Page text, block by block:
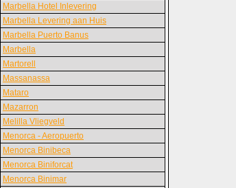
Marbella Hotel Inlevering
Marbella Levering aan Huis
Marbella Puerto Banus
Marbella
Martorell
Massanassa
Mataro
Mazarron
Melilla Vliegveld
Menorca - Aeropuerto
Menorca Binibeca
Menorca Biniforcat
Menorca Binimar